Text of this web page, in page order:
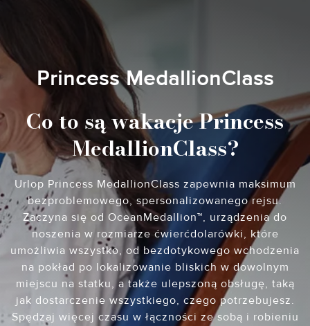
Princess MedallionClass
Co to są wakacje Princess
MedallionClass?
Urlop Princess MedallionClass zapewnia maksimum
bezproblemowego, spersonalizowanego rejsu.
Zaczyna się od OceanMedallion™, urządzenia do
noszenia w rozmiarze ćwierćdolarówki, które
umożliwia wszystko, od bezdotykowego wchodzenia
na pokład po lokalizowanie bliskich w dowolnym
miejscu na statku, a także ulepszoną obsługę, taką
jak dostarczenie wszystkiego, czego potrzebujesz.
Spędzaj więcej czasu w łączności ze sobą i robieniu